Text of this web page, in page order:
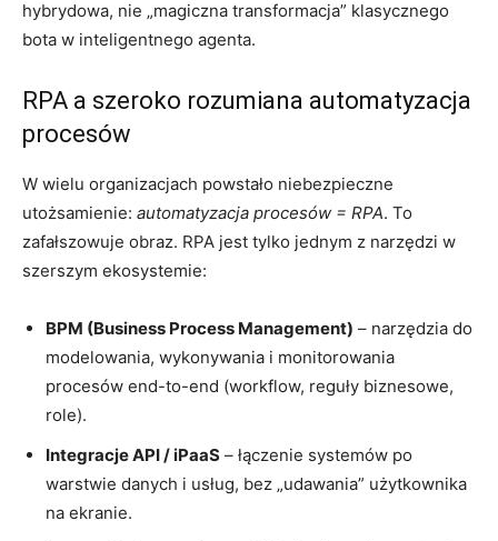
hybrydowa, nie „magiczna transformacja” klasycznego
bota w inteligentnego agenta.
RPA a szeroko rozumiana automatyzacja
procesów
W wielu organizacjach powstało niebezpieczne
utożsamienie: automatyzacja procesów = RPA. To
zafałszowuje obraz. RPA jest tylko jednym z narzędzi w
szerszym ekosystemie:
BPM (Business Process Management) – narzędzia do
modelowania, wykonywania i monitorowania
procesów end-to-end (workflow, reguły biznesowe,
role).
Integracje API / iPaaS – łączenie systemów po
warstwie danych i usług, bez „udawania” użytkownika
na ekranie.